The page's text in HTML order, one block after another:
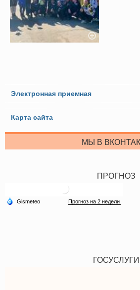
Электронная приемная
Карта сайта
МЫ В
ПРОГНОЗ
ГОСУСЛУГИ